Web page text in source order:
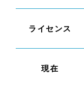
ライセンス
現在